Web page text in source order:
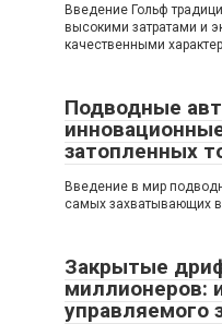
Введение Гольф
высокими затратами и
качественными
Подводные
затопленных
Введение в мир
самых захватывающих
Закрытые
миллионеров:
управляемого